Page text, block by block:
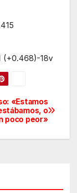
(+0.468)-18v
«Estamos
o
poco peor»